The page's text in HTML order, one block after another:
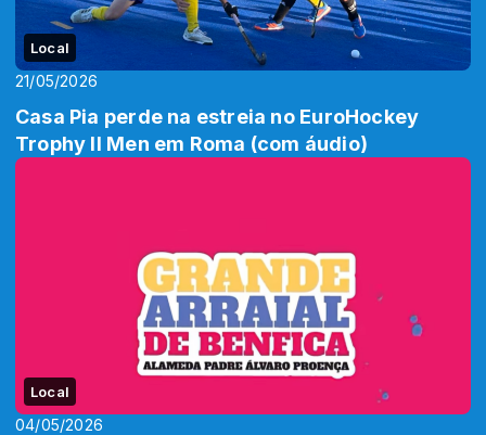
Local
21/05/2026
Casa Pia perde na estreia no EuroHockey
Trophy II Men em Roma (com áudio)
Local
04/05/2026